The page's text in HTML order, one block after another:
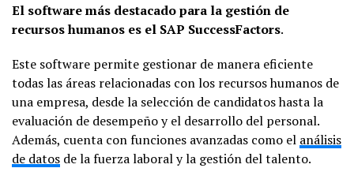
El software más destacado para la gestión de
recursos humanos es el SAP SuccessFactors.
Este software permite gestionar de manera eficiente
todas las áreas relacionadas con los recursos humanos de
una empresa, desde la selección de candidatos hasta la
evaluación de desempeño y el desarrollo del personal.
Además, cuenta con funciones avanzadas como el análisis
de datos de la fuerza laboral y la gestión del talento.